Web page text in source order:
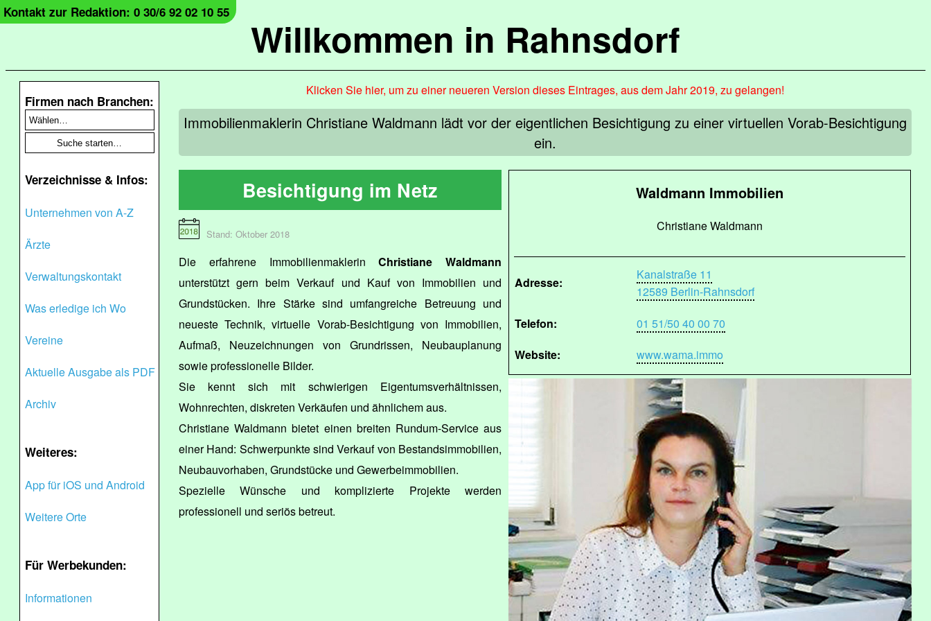
Willkommen in Rahnsdorf
Kontakt zur Redaktion: 0 30/6 92 02 10 55
Firmen nach Branchen:
Verzeichnisse & Infos:
Unternehmen von A-Z
Ärzte
Verwaltungskontakt
Was erledige ich Wo
Vereine
Aktuelle Ausgabe als PDF
Archiv
Weiteres:
App für iOS und Android
Weitere Orte
Für Werbekunden:
Informationen
Klicken Sie hier, um zu einer neueren Version dieses Eintrages, aus dem Jahr 2019, zu gelangen!
Immobilienmaklerin Christiane Waldmann lädt vor der eigentlichen Besichtigung zu einer virtuellen Vorab-Besichtigung
ein.
Waldmann Immobilien
Christiane Waldmann
Adresse:
Kanalstraße 11
12589 Berlin-Rahnsdorf
Telefon:
01 51/50 40 00 70
Website:
www.wama.immo
Besichtigung im Netz
Stand: Oktober 2018
Die erfahrene ImmobilienmaklerinChristiane Waldmann
unterstützt gern beim Verkauf und Kauf von Immobilien und
Grundstücken. Ihre Stärke sind umfangreiche Betreuung und
neueste Technik, virtuelle Vorab-Besichtigung von Immobilien,
Aufmaß, Neuzeichnungen von Grundrissen, Neubauplanung
sowie professionelle Bilder.
Sie kennt sich mit schwierigen Eigentumsverhältnissen,
Wohnrechten, diskreten Verkäufen und ähnlichem aus.
Christiane Waldmann bietet einen breiten Rundum-Service aus
einer Hand: Schwerpunkte sind Verkauf von Bestandsimmobilien,
Neubauvorhaben, Grundstücke und Gewerbeimmobilien.
Spezielle Wünsche und komplizierte Projekte werden
professionell und seriös betreut.